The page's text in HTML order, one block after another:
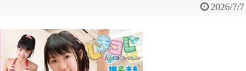
2026/7/7